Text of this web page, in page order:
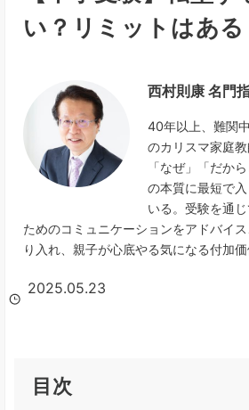
い？リミットはある
西村則康 名門
40年以上、難関
のカリスマ家庭教
「なぜ」「だか
の本質に最短で
いる。受験を通
ためのコミュニケーションをアドバイ
り入れ、親子が心底やる気になる付加価
2025.05.23
目次